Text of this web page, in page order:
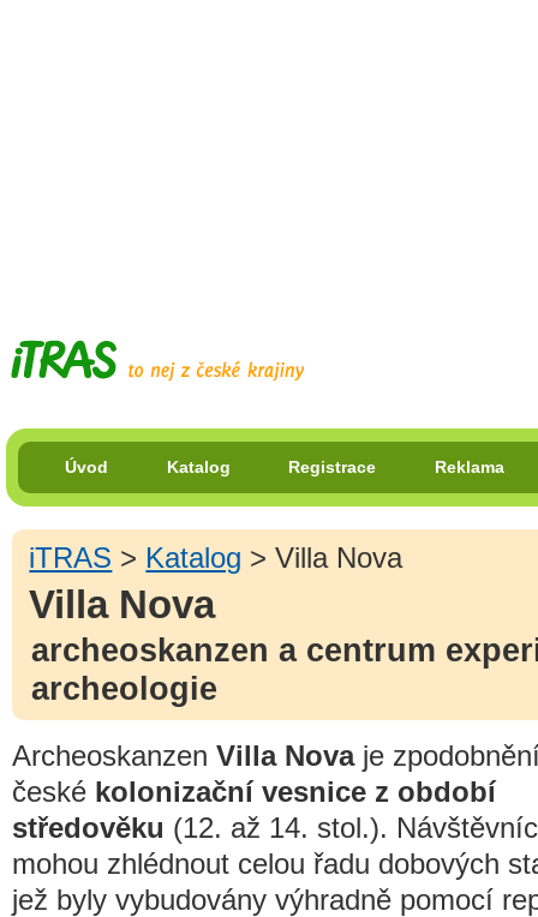
Úvod Katalog Registrace Reklama
iTRAS > Katalog > Villa Nova
Villa Nova
archeoskanzen a centrum
archeologie
Archeoskanzen Villa Novaje
české kolonizační vesnice z období
středověku (12. až 14. stol.).
mohou zhlédnout celou řadu dobových
jež byly vybudovány výhradně pomocí